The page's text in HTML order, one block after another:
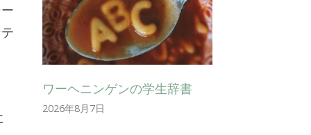
ワーヘニンゲンの学生辞書
2026年8月7日